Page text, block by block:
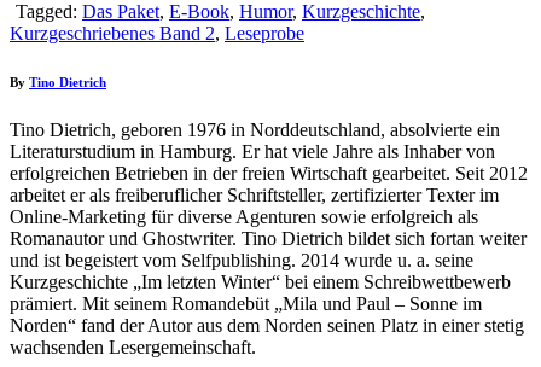
Tagged: Das Paket, E-Book, Humor, Kurzgeschichte,
Kurzgeschriebenes Band 2, Leseprobe
By Tino Dietrich
Tino Dietrich, geboren 1976 in Norddeutschland, absolvierte ein
Literaturstudium in Hamburg. Er hat viele Jahre als Inhaber von
erfolgreichen Betrieben in der freien Wirtschaft gearbeitet. Seit 2012
arbeitet er als freiberuflicher Schriftsteller, zertifizierter Texter im
Online-Marketing für diverse Agenturen sowie erfolgreich als
Romanautor und Ghostwriter. Tino Dietrich bildet sich fortan weiter
und ist begeistert vom Selfpublishing. 2014 wurde u. a. seine
Kurzgeschichte „Im letzten Winter“ bei einem Schreibwettbewerb
prämiert. Mit seinem Romandebüt „Mila und Paul – Sonne im
Norden“ fand der Autor aus dem Norden seinen Platz in einer stetig
wachsenden Lesergemeinschaft.